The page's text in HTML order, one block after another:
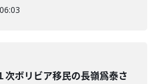
次ボリビア移民の長嶺爲泰さ